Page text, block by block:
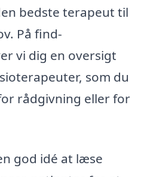
bedste terapeut til
På find-
vi dig en oversigt
som du
rådgivning eller for
god idé at læse